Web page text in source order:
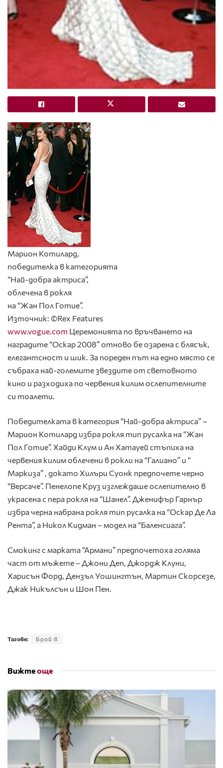
Марион Котилард,
победителка в категорията
“Най-добра актриса”,
облечена в рокля
на “Жан Пол Готие”.
Източник: ©Rex Features
www.vogue.com Церемонията по връчването на
наградите “Оскар 2008” отново бе озарена с блясък,
елегантсност и шик. За пореден път на едно място се
събраха най-големите звездите от световното
кино и разходиха по червения килим ослепителните
си тоалети.
Победителката в категория “Най-добра актриса” –
Марион Котилард избра рокля тип русалка на “Жан
Пол Готие”. Хайди Клум и Ан Хатауей стъпиха на
червения килим облечени в рокли на “Галиано” и “
Маркиза” , докато Хилъри Суонк предпочете черно
“Версаче”. Пенелопе Круз изглеждаше ослепително в
украсена с пера рокля на “Шанел”. Дженифър Гарнър
избра черна набрана рокля тип русалка на “Оскар Де Ла
Рента”, а Никол Кидман – модел на “Баленсиага”.
Смокинг с марката “Армани” предпочетоха голяма
част от мъжете – Джони Деп, Джордж Клуни,
Харисън Форд, Дензъл Уошингтън, Мартин Скорсезе,
Джак Никълсън и Шон Пен.
Тагове: Брой 8
Вижтеоще